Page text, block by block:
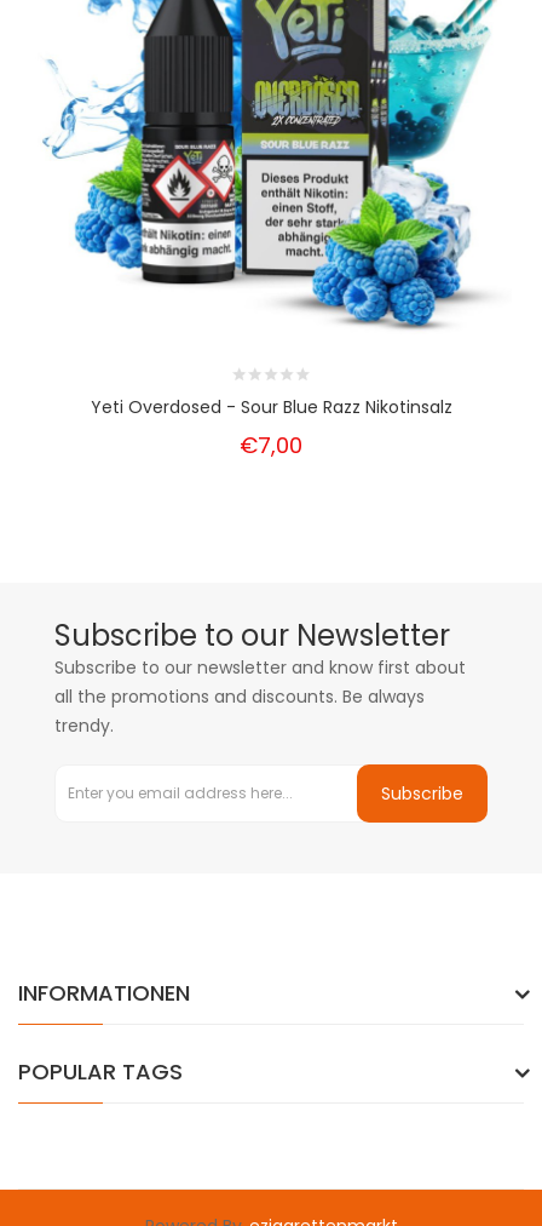
Yeti Overdosed - Sour Blue Razz Nikotinsalz
€7,00
Subscribe to our Newsletter
Subscribe to our newsletter and know first about
all the promotions and discounts. Be always
trendy.
Subscribe
INFORMATIONEN
POPULAR TAGS